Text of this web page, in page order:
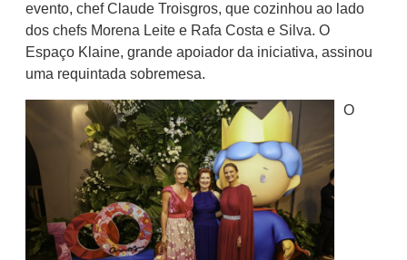
evento, chef Claude Troisgros, que cozinhou ao lado
dos chefs Morena Leite e Rafa Costa e Silva. O
Espaço Klaine, grande apoiador da iniciativa, assinou
uma requintada sobremesa.
O